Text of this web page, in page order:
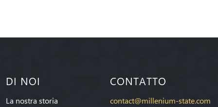
DI NOI
La nostra storia
CONTATTO
contact@millenium-state.com